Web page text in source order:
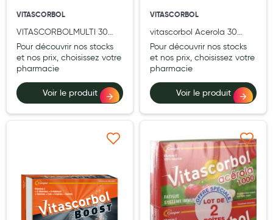
Phytothérapie
Régimes médicaux
Gemmothérapie
Confiserie
Voies respiratoires
Médicaments et Santé
Premiers soins
VITASCORBOL
VITASCORBOLMULTI 30
CPR
Pour découvrir nos stocks
et nos prix, choisissez votre
pharmacie
Voir le produit
VITASCORBOL
vitascorbol Acerola 30
comprimés
Pour découvrir nos stocks
et nos prix, choisissez votre
pharmacie
Voir le produit
Ajouter à ma liste d’envie Ajouter à ma liste